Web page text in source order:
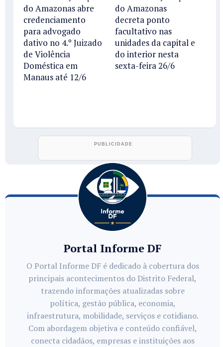
do Amazonas abre
credenciamento
para advogado
dativo no 4.º Juizado
de Violência
Doméstica em
Manaus até 12/6
do Amazonas
decreta ponto
facultativo nas
unidades da capital e
do interior nesta
sexta-feira 26/6
Portal Informe DF
O Portal Informe DF é dedicado à cobertura dos
principais acontecimentos do Distrito Federal,
trazendo informações atualizadas sobre
política, gestão pública, economia,
infraestrutura, mobilidade, serviços e cotidiano.
Com abordagem objetiva e conteúdo confiável,
conecta cidadãos, empresas e instituições aos